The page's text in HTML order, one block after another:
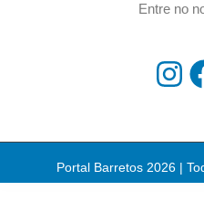
Entre no
Portal Barretos 2026 |